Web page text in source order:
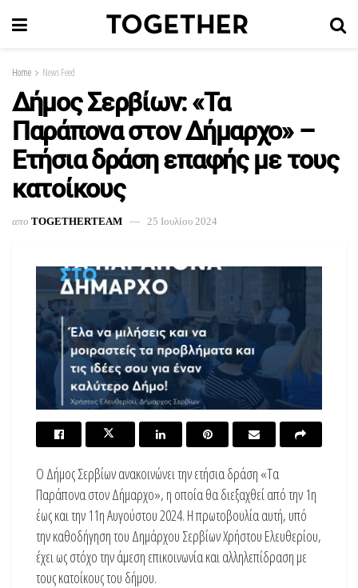
Home News Feed
Δήμος Σερβίων: «Τα
Παράπονα στον Δήμαρχο» –
Ετήσια δράση επαφής με τους
κατοίκους
απο TOGETHERTEAM 25 Ιουλίου 2024
Ο Δήμος Σερβίων ανακοινώνει την ετήσια δράση «Τα
Παράπονα στον Δήμαρχο», η οποία θα διεξαχθεί από την 1η
έως και την 11η Αυγούστου 2024. Η πρωτοβουλία αυτή, υπό
την καθοδήγηση του Δημάρχου Σερβίων Χρήστου Ελευθερίου,
έχει ως στόχο την άμεση επικοινωνία και αλληλεπίδραση με
τους κατοίκους του δήμου.